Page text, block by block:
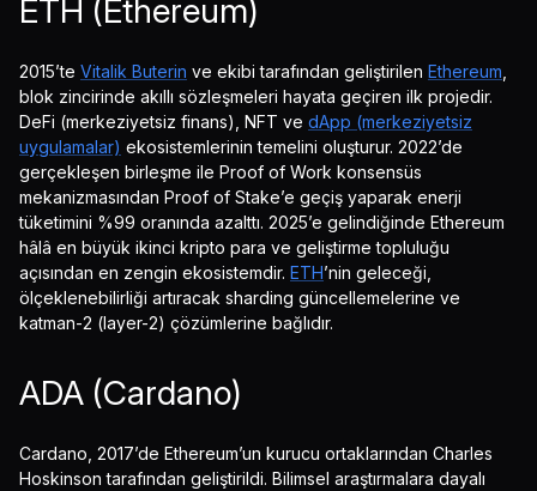
ETH (Ethereum)
2015’te Vitalik Buterin ve ekibi tarafından geliştirilen Ethereum
blok zincirinde akıllı sözleşmeleri hayata geçiren ilk projedir.
DeFi (merkeziyetsiz finans), NFT ve dApp (merkeziyetsiz
uygulamalar) ekosistemlerinin temelini oluşturur. 2022’de
gerçekleşen birleşme ile Proof of Work konsensüs
mekanizmasından Proof of Stake’e geçiş yaparak enerji
tüketimini %99 oranında azalttı. 2025’e gelindiğinde Ethereum
hâlâ en büyük ikinci kripto para ve geliştirme topluluğu
açısından en zengin ekosistemdir. ETH’nin geleceği,
ölçeklenebilirliği artıracak sharding güncellemelerine ve
katman-2 (layer-2) çözümlerine bağlıdır.
ADA (Cardano)
Cardano, 2017’de Ethereum’un kurucu ortaklarından Charles
Hoskinson tarafından geliştirildi. Bilimsel araştırmalara dayalı